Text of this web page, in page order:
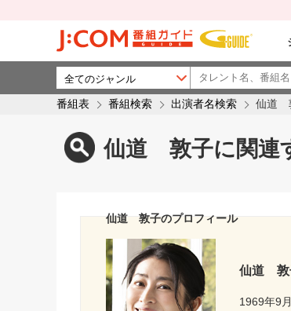
番組表 番組検索 出演者名検索 仙道
仙道 敦子に関連
仙道 敦子のプロフィール
仙道 敦
1969年9